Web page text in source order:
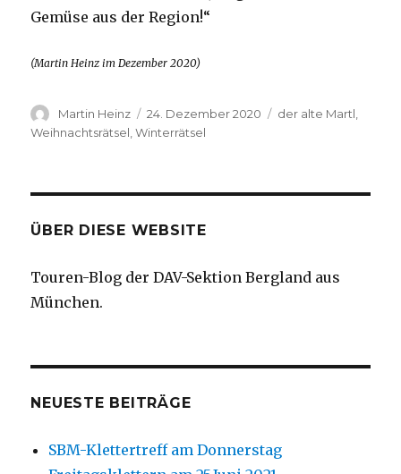
Gemüse aus der Region!“
(Martin Heinz im Dezember 2020)
Autor
Martin Heinz
Veröffentlicht
am
24. Dezember 2020 Schlagwörter
der alte Martl
Weihnachtsrätsel ,Winterrätsel
ÜBER DIESE WEBSITE
Touren-Blog der DAV-SektionBergland aus
München.
NEUESTE BEITRÄGE
SBM-Klettertreff am Donnerstag